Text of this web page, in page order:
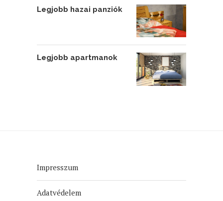
Legjobb hazai panziók
Legjobb apartmanok
Impresszum
Adatvédelem